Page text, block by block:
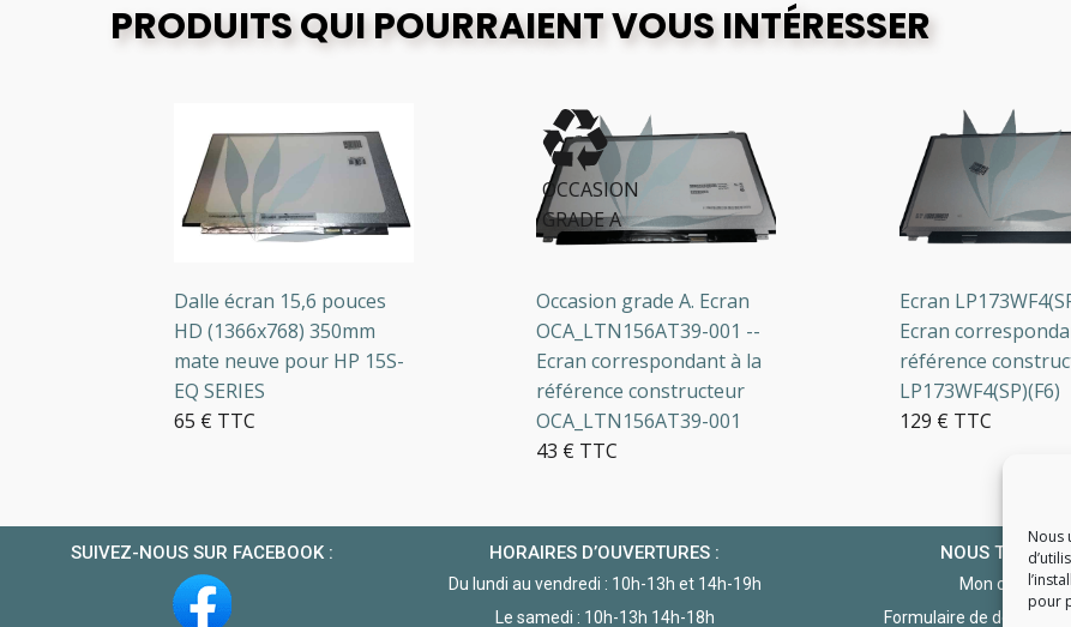
Nous
pour
PRODUITS QUI POURRAIENT VOUS INTÉRESSER
Dalle écran 15,6 pouces
HD (1366x768) 350mm
mate neuve pour HP 15S-
EQ SERIES
65 € TTC
OCCASION
GRADE A
Occasion grade A. Ecran
OCA_LTN156AT39-001 --
Ecran correspondant à la
référence constructeur
OCA_LTN156AT39-001
43 € TTC
Ecran
Ecran correspondant
référence
LP173WF4(SP)(F6)
129 € TTC
SUIVEZ-NOUS SUR FACEBOOK : HORAIRES D’OUVERTURES :
Du lundi au vendredi : 10h-13h et 14h-19h
Le samedi : 10h-13h 14h-18h
NOUS
Mon compte
Formulaire de demande